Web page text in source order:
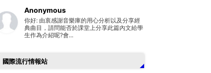
Anonymous
你好: 由衷感謝音樂庫的用心分析以及分享經
典曲目，請問能否於課堂上分享此篇內文給學
生作為介紹呢?會...
國際流行情報站